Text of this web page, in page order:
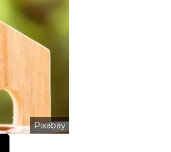
Pixabay